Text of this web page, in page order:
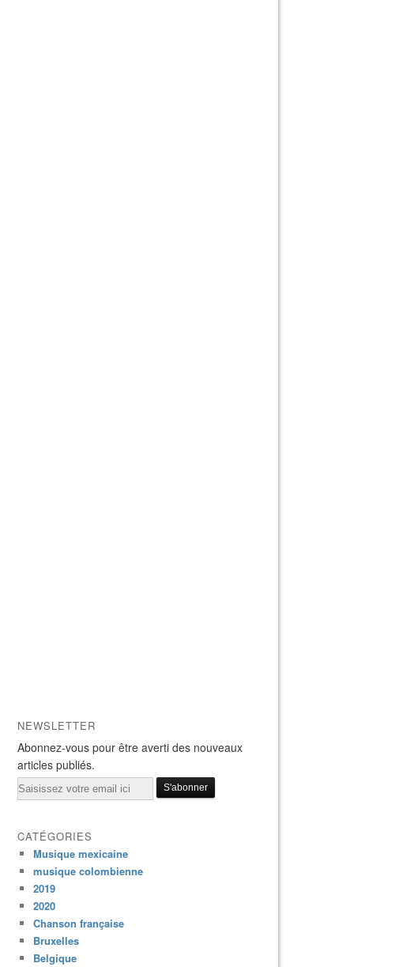
NEWSLETTER
Abonnez-vous pour être averti des nouveaux
articles publiés.
Email
CATÉGORIES
Musique mexicaine
musique colombienne
2019
2020
Chanson française
Bruxelles
Belgique